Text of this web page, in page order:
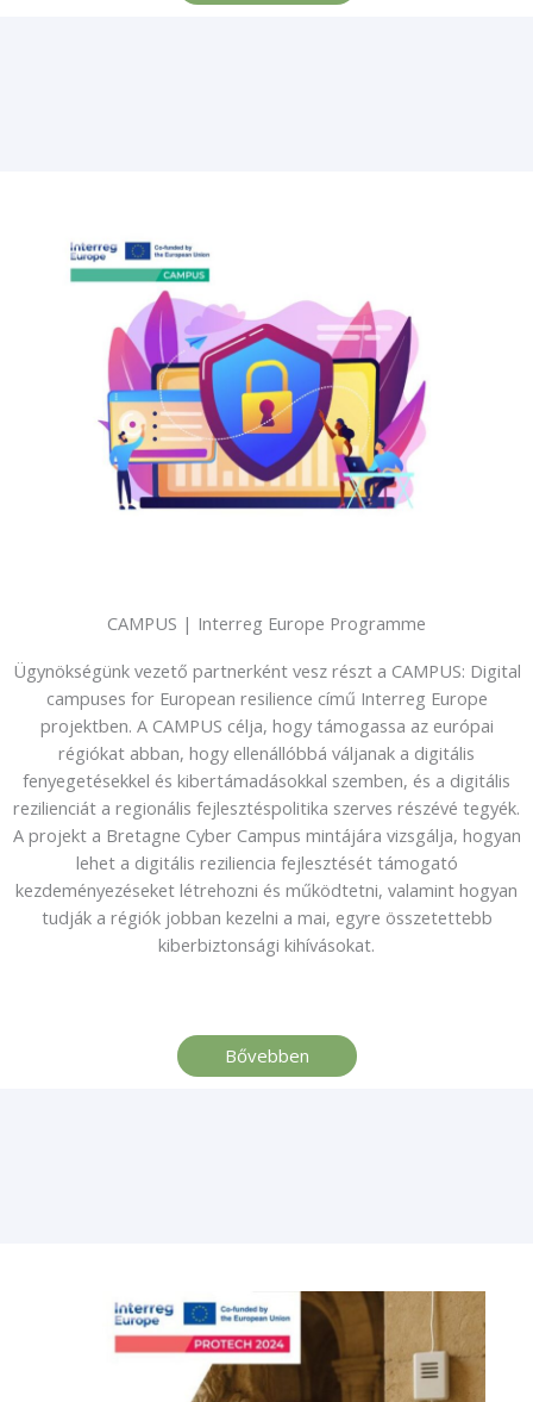
CAMPUS | Interreg Europe Programme
Ügynökségünk vezető partnerként vesz részt a CAMPUS: Digital
campuses for European resilience című Interreg Europe
projektben. A CAMPUS célja, hogy támogassa az európai
régiókat abban, hogy ellenállóbbá váljanak a digitális
fenyegetésekkel és kibertámadásokkal szemben, és a digitális
rezilienciát a regionális fejlesztéspolitika szerves részévé tegyék.
A projekt a Bretagne Cyber Campus mintájára vizsgálja, hogyan
lehet a digitális reziliencia fejlesztését támogató
kezdeményezéseket létrehozni és működtetni, valamint hogyan
tudják a régiók jobban kezelni a mai, egyre összetettebb
kiberbiztonsági kihívásokat.
Bővebben